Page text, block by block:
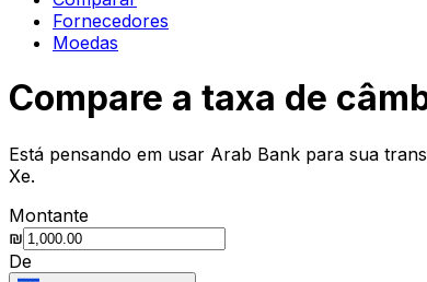
Fornecedores
Moedas
Compare a taxa de
Está pensando em usar Arab Bank para sua
Xe.
Montante
₪
De